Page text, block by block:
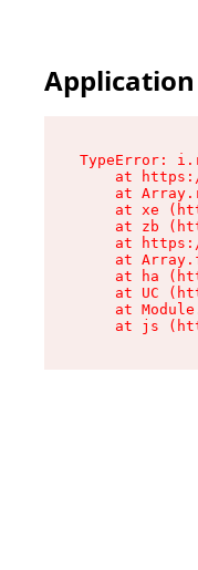
TypeError:
at
at
at xe
at zb
at
at
at ha
at UC
at
at js